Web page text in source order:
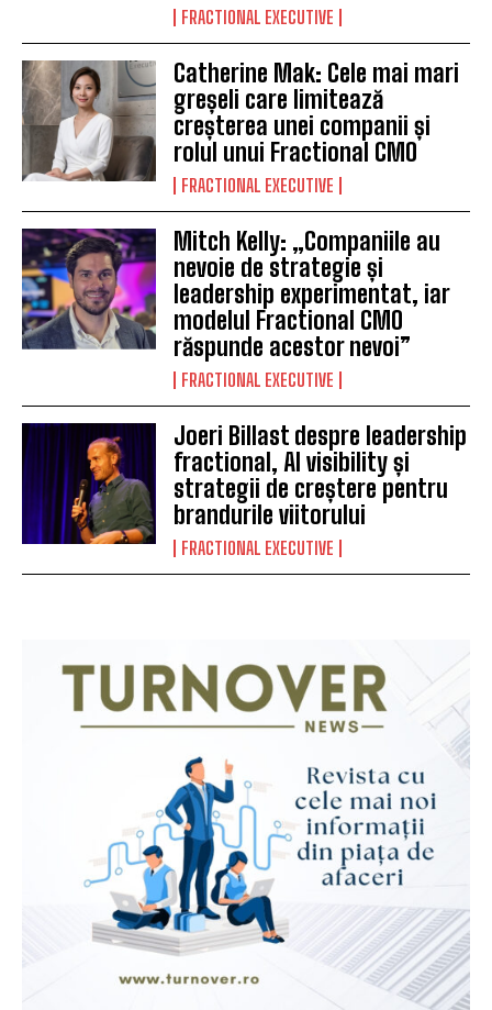
FRACTIONAL EXECUTIVE
Catherine Mak: Cele mai mari
greșeli care limitează
creșterea unei companii și
rolul unui Fractional CMO
FRACTIONAL EXECUTIVE
Mitch Kelly: „Companiile au
nevoie de strategie și
leadership experimentat, iar
modelul Fractional CMO
răspunde acestor nevoi”
FRACTIONAL EXECUTIVE
Joeri Billast despre leadership
fractional, AI visibility și
strategii de creștere pentru
brandurile viitorului
FRACTIONAL EXECUTIVE